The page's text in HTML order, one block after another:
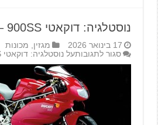
נוסטלגיה: דוקאטי 900SS – סופרספורט נגיש
17 בינואר 2026 מגזין, מכונות
סגור לתגובותעל נוסטלגיה: דוקאטי 900SS – סופרספורט נגיש